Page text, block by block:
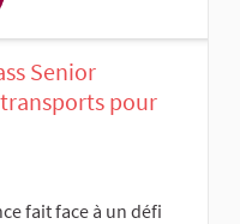
Senior
pour
fait face à un défi